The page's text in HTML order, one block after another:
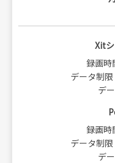
Xit
録画時
データ制限
デ
録画時
データ制限
デ